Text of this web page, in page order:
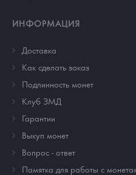
ИНФОРМАЦИЯ
Доставка
Как сделать заказ
Подлинность монет
Клуб ЗМД
Гарантии
Выкуп монет
Вопрос - ответ
Памятка для работы с